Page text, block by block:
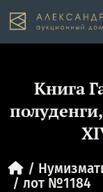
Книга
лот №1184